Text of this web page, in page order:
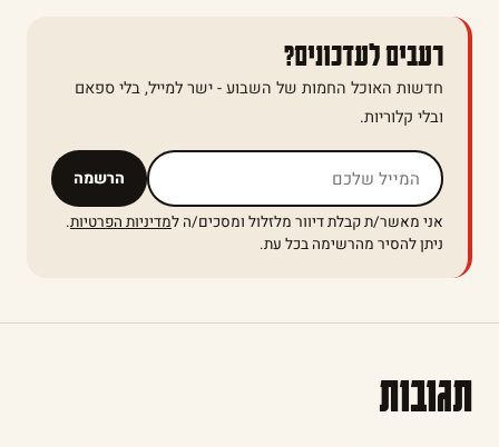
רעבים לעדכונים?
חדשות האוכל החמות של השבוע - ישר למייל, בלי ספאם
ובלי קלוריות.
הרשמה אל תמלאו שדה זה
אני מאשר/ת קבלת דיוור מלזלול ומסכים/ה למדיניות הפרטיות.
ניתן להסיר מהרשימה בכל עת.
תגובות